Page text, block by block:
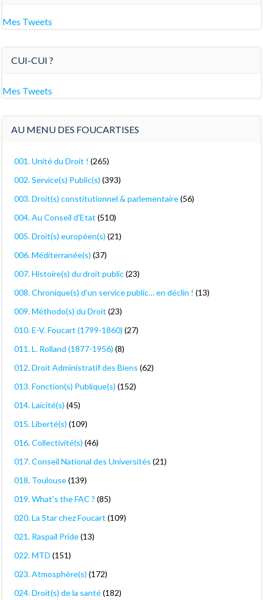
Mes Tweets
CUI-CUI ?
Mes Tweets
AU MENU DES FOUCARTISES
001. Unité du Droit ! (265)
002. Service(s) Public(s) (393)
003. Droit(s) constitutionnel & parlementaire(56)
004. Au Conseil d'Etat (510)
005. Droit(s) européen(s) (21)
006. Méditerranée(s) (37)
007. Histoire(s) du droit public(23)
008. Chronique(s) d'un service public… en déclin ! (13)
009. Méthodo(s) du Droit (23)
010. E-V. Foucart (1799-1860) (27)
011. L. Rolland (1877-1956) (8)
012. Droit Administratif des Biens (62)
013. Fonction(s) Publique(s) (152)
014. Laïcité(s) (45)
015. Liberté(s) (109)
016. Collectivité(s) (46)
017. Conseil National des Universités (21)
018. Toulouse(139)
019. What's the FAC ? (85)
020. La Star chez Foucart (109)
021. Raspail Pride(13)
022. MTD (151)
023. Atmosphère(s) (172)
024. Droit(s) de la santé(182)